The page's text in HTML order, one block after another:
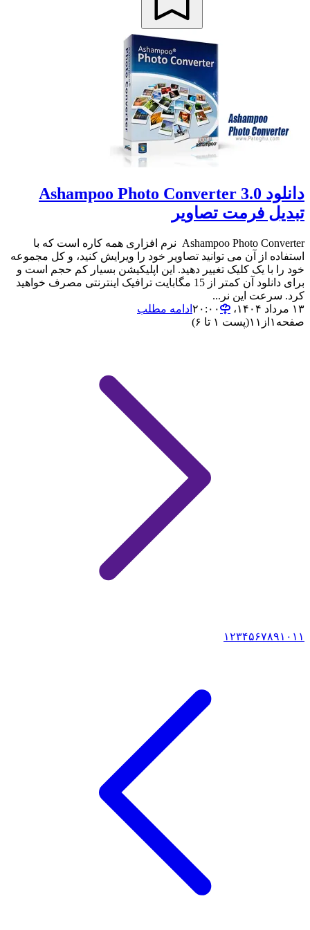
دانلود Ashampoo Photo Converter 3.0
تبدیل فرمت تصاویر
Ashampoo Photo Converter نرم افزاری همه کاره است که با
استفاده از آن می توانید تصاویر خود را ویرایش کنید، و کل مجموعه
خود را با یک کلیک تغییر دهید. این اپلیکیشن بسیار کم حجم است و
برای دانلود آن کمتر از 15 مگابایت ترافیک اینترنتی مصرف خواهید
کرد. سرعت این نر...
۱۳ مرداد ۱۴۰۴،‏ ۲۰:۰۰
ادامه مطلب
صفحه ۱ از ۱۱(پست ۱ تا ۶)
۱۲۳۴۵۶۷۸۹۱۰ ۱۱